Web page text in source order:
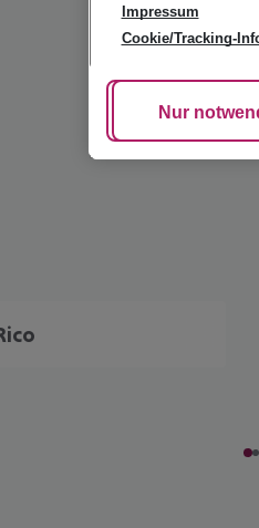
Impressum
Cookie/Tracking-
Cookie
Nur